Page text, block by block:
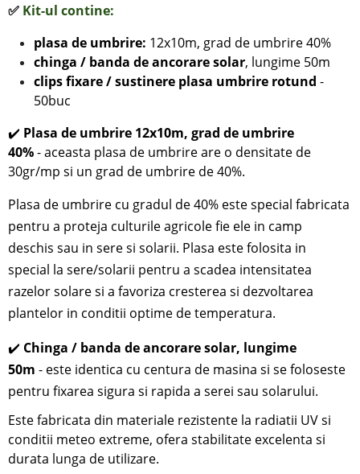
✅ Kit-ul contine:
plasa de umbrire: 12x10m, grad de umbrire 40%
chinga / banda de ancorare solar, lungime 50m
clips fixare / sustinere plasa umbrire rotund -
50buc
✔️ Plasa de umbrire 12x10m, grad de umbrire
40%- aceasta plasa de umbrire are o densitate de
30gr/mp si un grad de umbrire de 40%.
Plasa de umbrire cu gradul de 40% este special fabricata
pentru a proteja culturile agricole fie ele in camp
deschis sau in sere si solarii. Plasa este folosita in
special la sere/solarii pentru a scadea intensitatea
razelor solare si a favoriza cresterea si dezvoltarea
plantelor in conditii optime de temperatura.
✔️ Chinga / banda de ancorare solar, lungime
50m - este identica cu centura de masina sise foloseste
pentru fixarea sigura si rapida a serei sau solarului.
Este fabricata din materiale rezistente la radiatii UV si
conditii meteo extreme, ofera stabilitate excelenta si
durata lunga de utilizare.